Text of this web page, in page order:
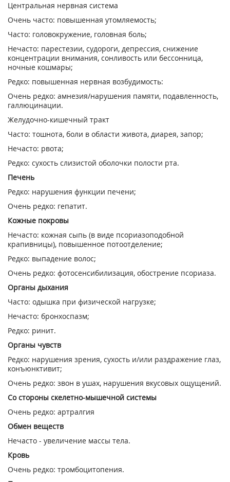
Центральная нервная система
Очень часто: повышенная утомляемость;
Часто: головокружение, головная боль;
Нечасто: парестезии, судороги, депрессия, снижение
концентрации внимания, сонливость или бессонница,
ночные кошмары;
Редко: повышенная нервная возбудимость:
Очень редко: амнезия/нарушения памяти, подавленность,
галлюцинации.
Желудочно-кишечный тракт
Часто: тошнота, боли в области живота, диарея, запор;
Нечасто: рвота;
Редко: сухость слизистой оболочки полости рта.
Печень
Редко: нарушения функции печени;
Очень редко: гепатит.
Кожные покровы
Нечасто: кожная сыпь (в виде псориазоподобной
крапивницы), повышенное потоотделение;
Редко: выпадение волос;
Очень редко: фотосенсибилизация, обострение псориаза.
Органы дыхания
Часто: одышка при физической нагрузке;
Нечасто: бронхоспазм;
Редко: ринит.
Органы чувств
Редко: нарушения зрения, сухость и/или раздражение глаз,
конъюнктивит;
Очень редко: звон в ушах, нарушения вкусовых ощущений.
Со стороны скелетно-мышечной системы
Очень редко: артралгия
Обмен веществ
Нечасто - увеличение массы тела.
Кровь
Очень редко: тромбоцитопения.